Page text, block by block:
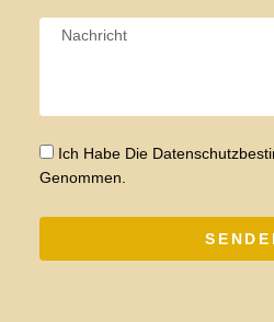
Ich Habe Die
Genommen.